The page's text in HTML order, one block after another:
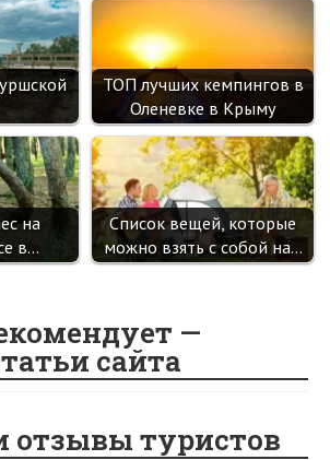
ТОП лучших кемпингов в
Оленевке в Крыму
на
в…
Список вещей, которые
можно взять с собой на…
—
сайта
отзывы туристов